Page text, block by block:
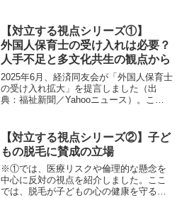
ば保育、介護、医療、教育――これらは
効率だけで測れない、「...
【対立する視点シリーズ①】
外国人保育士の受け入れは必要？
人手不足と多文化共生の観点から
2025年6月、経済同友会が「外国人保育士
の受け入れ拡大」を提言しました（出
典：福祉新聞／Yahooニュース）。この
て注目されています。日本では共働き世
帯が増える一方、...
【対立する視点シリーズ②】子ど
もの脱毛に賛成の立場
※①では、医療リスクや倫理的な懸念を
中心に反対の視点を紹介しました。ここ
では、脱毛が子どもの心の健康を守る選